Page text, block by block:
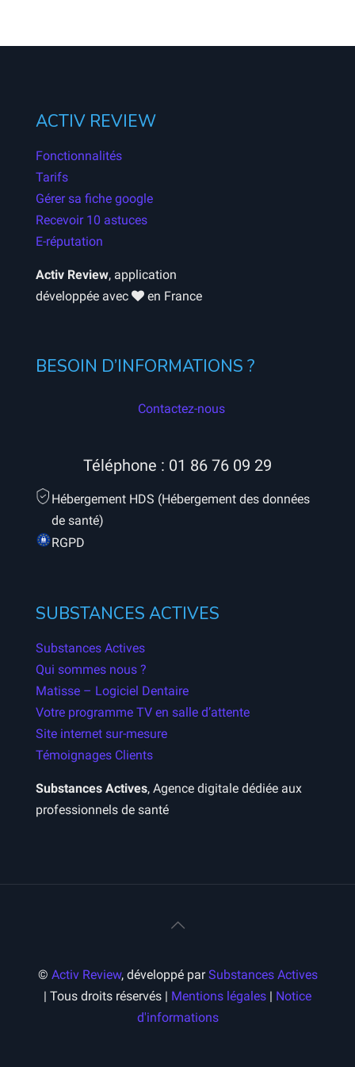
ACTIV REVIEW
Fonctionnalités
Tarifs
Gérer sa fiche google
Recevoir 10 astuces
E-réputation
Activ Review, application
développée avec
en France
BESOIN D’INFORMATIONS ?
Contactez-nous
Téléphone : 01 86 76 09 29
Hébergement HDS (Hébergement des données
de santé)
RGPD
SUBSTANCES ACTIVES
Substances Actives
Qui sommes nous ?
Matisse – Logiciel Dentaire
Votre programme TV en salle d’attente
Site internet sur-mesure
Témoignages Clients
Substances Actives, Agence digitale dédiée aux
professionnels de santé
© Activ Review, développé parSubstances Actives
| Tous droits réservés | Mentions légales | Notice
d'informations